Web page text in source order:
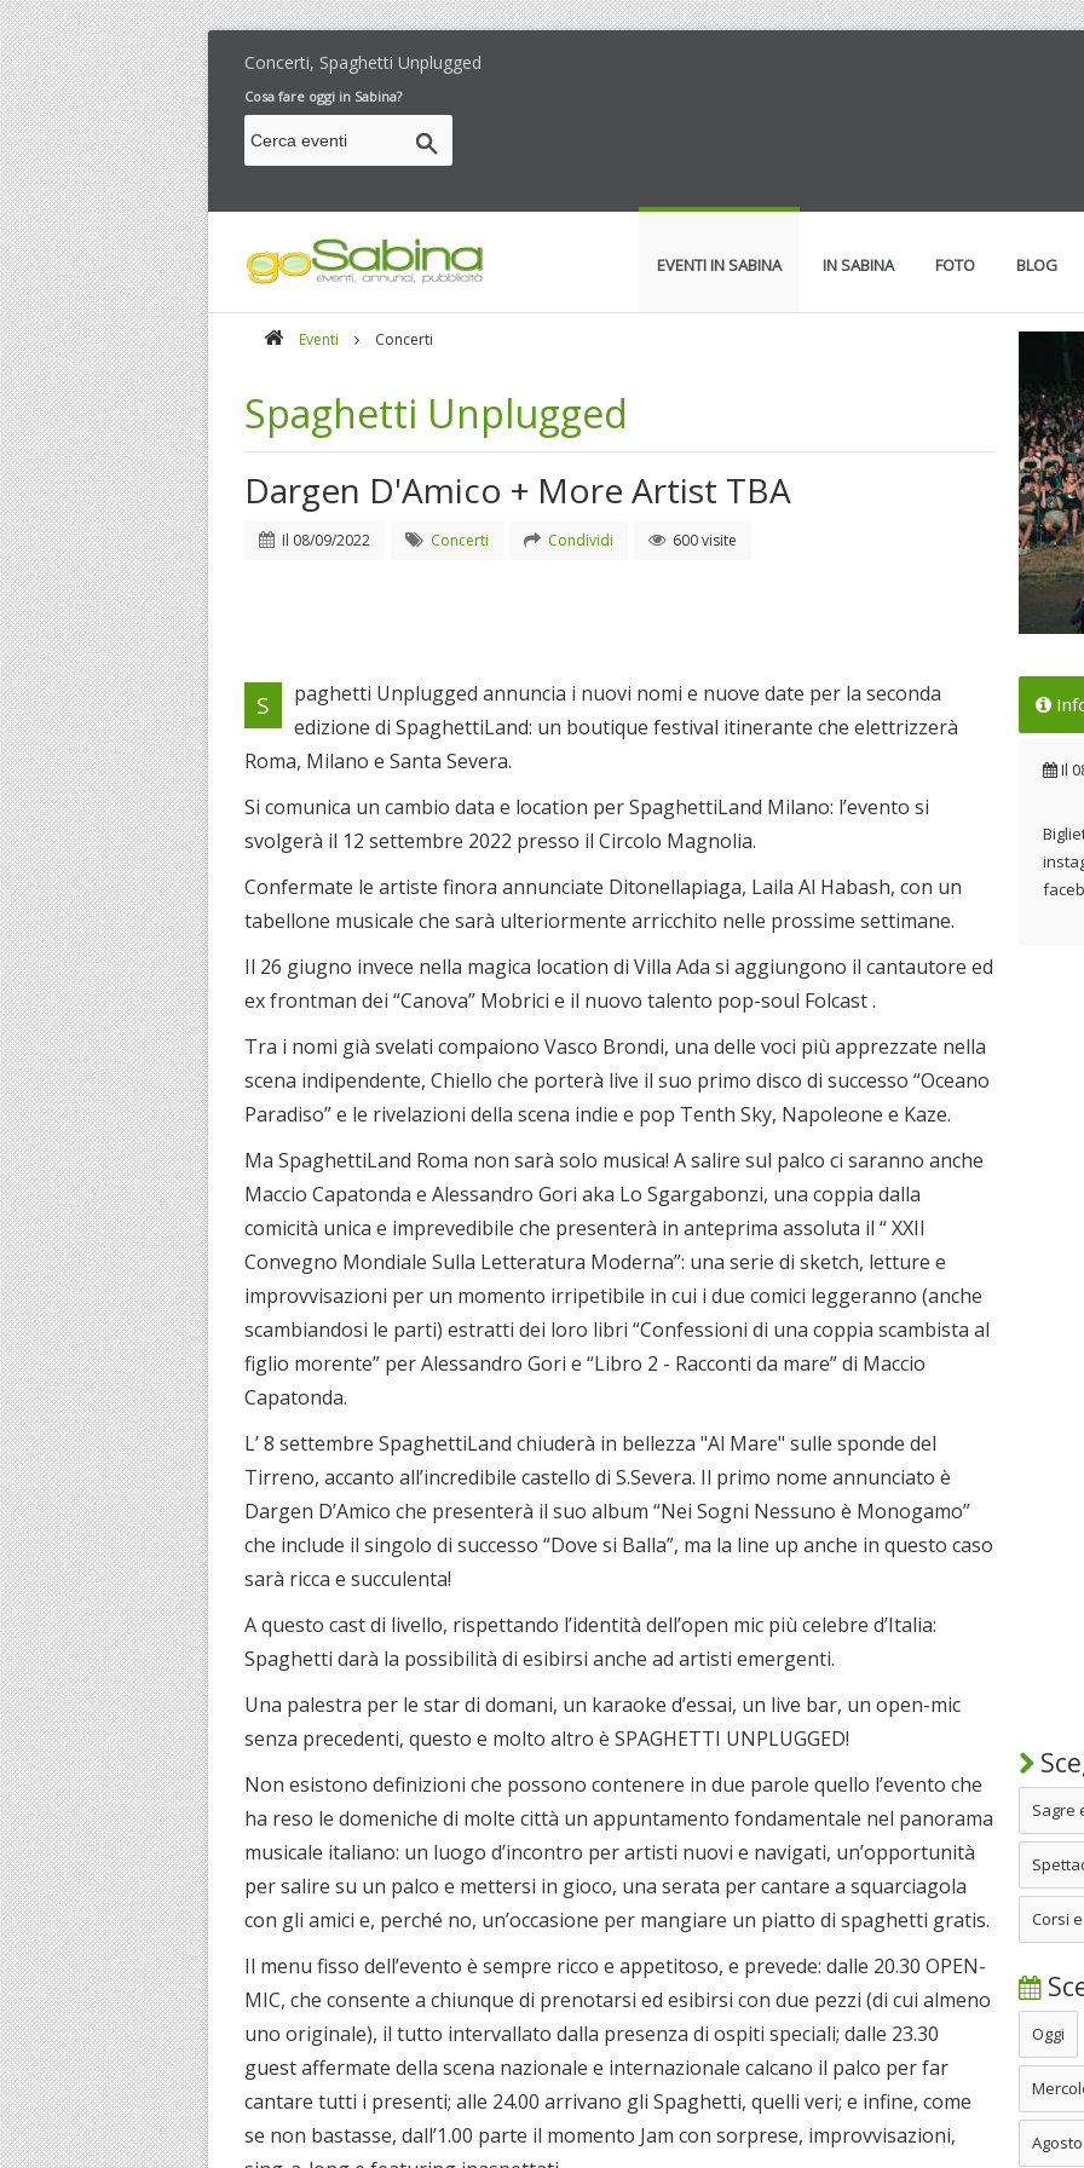
Concerti, Spaghetti Unplugged
Cosa fare oggi in Sabina?
EVENTI IN SABINA IN SABINA FOTO BLOG
Eventi Concerti
Spaghetti Unplugged
Dargen D'Amico + More Artist TBA
Il 08/09/2022 Concerti Condividi 600 visite
Il
S
paghetti Unplugged annuncia i nuovi nomi e nuove date per la seconda
edizione di SpaghettiLand: un boutique festival itinerante che elettrizzerà
Roma, Milano e Santa Severa.
Si comunica un cambio data e location per SpaghettiLand Milano: l’evento si
svolgerà il 12 settembre 2022 presso il Circolo Magnolia.
Confermate le artiste finora annunciate Ditonellapiaga, Laila Al Habash, con un
tabellone musicale che sarà ulteriormente arricchito nelle prossime settimane.
Il 26 giugno invece nella magica location di Villa Ada si aggiungono il cantautore ed
ex frontman dei “Canova” Mobrici e il nuovo talento pop-soul Folcast .
Tra i nomi già svelati compaiono Vasco Brondi, una delle voci più apprezzate nella
scena indipendente, Chiello che porterà live il suo primo disco di successo “Oceano
Paradiso” e le rivelazioni della scena indie e pop Tenth Sky, Napoleone e Kaze.
Ma SpaghettiLand Roma non sarà solo musica! A salire sul palco ci saranno anche
Maccio Capatonda e Alessandro Gori aka Lo Sgargabonzi, una coppia dalla
comicità unica e imprevedibile che presenterà in anteprima assoluta il “ XXII
Convegno Mondiale Sulla Letteratura Moderna”: una serie di sketch, letture e
improvvisazioni per un momento irripetibile in cui i due comici leggeranno (anche
scambiandosi le parti) estratti dei loro libri “Confessioni di una coppia scambista al
figlio morente” per Alessandro Gori e “Libro 2 - Racconti da mare” di Maccio
Capatonda.
L’ 8 settembre SpaghettiLand chiuderà in bellezza "Al Mare" sulle sponde del
Tirreno, accanto all’incredibile castello di S.Severa. Il primo nome annunciato è
Dargen D’Amico che presenterà il suo album “Nei Sogni Nessuno è Monogamo”
che include il singolo di successo “Dove si Balla”, ma la line up anche in questo caso
sarà ricca e succulenta!
A questo cast di livello, rispettando l’identità dell’open mic più celebre d’Italia:
Spaghetti darà la possibilità di esibirsi anche ad artisti emergenti.
Una palestra per le star di domani, un karaoke d’essai, un live bar, un open-mic
senza precedenti, questo e molto altro è SPAGHETTI UNPLUGGED!
Non esistono definizioni che possono contenere in due parole quello l’evento che
ha reso le domeniche di molte città un appuntamento fondamentale nel panorama
musicale italiano: un luogo d’incontro per artisti nuovi e navigati, un’opportunità
per salire su un palco e mettersi in gioco, una serata per cantare a squarciagola
con gli amici e, perché no, un’occasione per mangiare un piatto di spaghetti gratis.
Il menu fisso dell’evento è sempre ricco e appetitoso, e prevede: dalle 20.30 OPEN-
MIC, che consente a chiunque di prenotarsi ed esibirsi con due pezzi (di cui almeno
uno originale), il tutto intervallato dalla presenza di ospiti speciali; dalle 23.30
guest affermate della scena nazionale e internazionale calcano il palco per far
cantare tutti i presenti; alle 24.00 arrivano gli Spaghetti, quelli veri; e infine, come
se non bastasse, dall’1.00 parte il momento Jam con sorprese, improvvisazioni,
Il
Sagre
Corsi
Oggi
Agosto